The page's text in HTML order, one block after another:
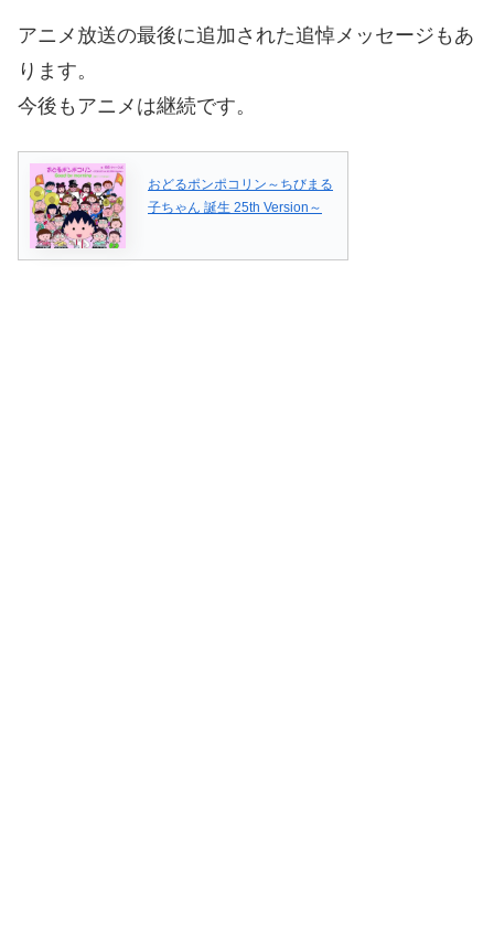
アニメ放送の最後に追加された追悼メッセージもあ
ります。
今後もアニメは継続です。
おどるポンポコリン～ちびまる
子ちゃん 誕生 25th Version～